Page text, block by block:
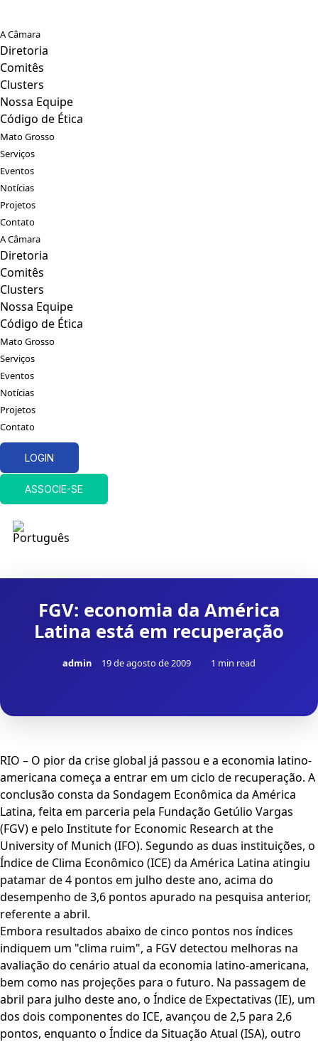
A Câmara
Diretoria
Comitês
Clusters
Nossa Equipe
Código de Ética
Mato Grosso
Serviços
Eventos
Notícias
Projetos
Contato
A Câmara
Diretoria
Comitês
Clusters
Nossa Equipe
Código de Ética
Mato Grosso
Serviços
Eventos
Notícias
Projetos
Contato
LOGIN
ASSOCIE-SE
FGV: economia da América
Latina está em recuperação
admin 19 de agosto de 2009 1 min read
RIO – O pior da crise global já passou e a economia latino-
americana começa a entrar em um ciclo de recuperação. A
conclusão consta da Sondagem Econômica da América
Latina, feita em parceria pela Fundação Getúlio Vargas
(FGV) e pelo Institute for Economic Research at the
University of Munich (IFO). Segundo as duas instituições, o
Índice de Clima Econômico (ICE) da América Latina atingiu
patamar de 4 pontos em julho deste ano, acima do
desempenho de 3,6 pontos apurado na pesquisa anterior,
referente a abril.
Embora resultados abaixo de cinco pontos nos índices
indiquem um "clima ruim", a FGV detectou melhoras na
avaliação do cenário atual da economia latino-americana,
bem como nas projeções para o futuro. Na passagem de
abril para julho deste ano, o Índice de Expectativas (IE), um
dos dois componentes do ICE, avançou de 2,5 para 2,6
pontos, enquanto o Índice da Situação Atual (ISA), outro